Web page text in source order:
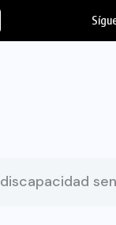
discapacidad